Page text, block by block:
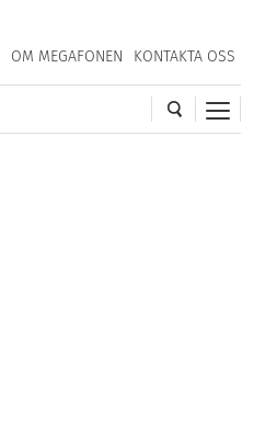
OM MEGAFONEN KONTAKTA OSS